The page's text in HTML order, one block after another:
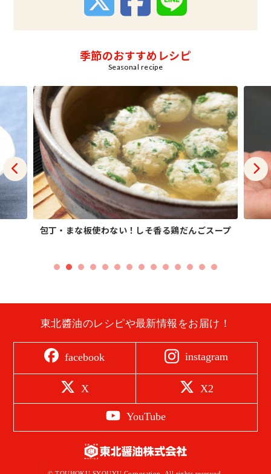
季節のおすすめレシピ
Seasonal recipe
包丁・まな板使わない！しそ香る鶏だんごスープ
東北醬油のレシピや最新情報をお届け！
facebook instagram
X X2
YouTube